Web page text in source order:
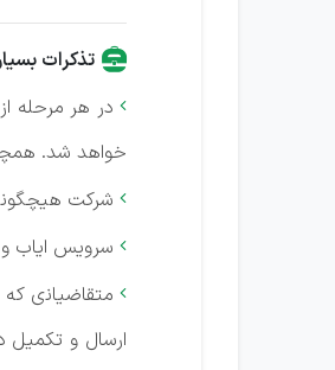
تذکرات
 در ﻫﺮ ﻣﺮﺣﻠﻪ
ﺧﻮاﻫﺪ ﺷﺪ.
 ﺷﺮﻛﺖ
 ﺳﺮوﻳﺲ اﻳﺎب
 ﻣﺘﻘﺎﺿﻴﺎﻧی
ارﺳﺎل و